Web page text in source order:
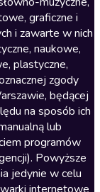
graficzne i
i zawarte w nich
naukowe,
plastyczne,
zgody
będącej
na sposób ich
lub
programów
Powyższe
jedynie w celu